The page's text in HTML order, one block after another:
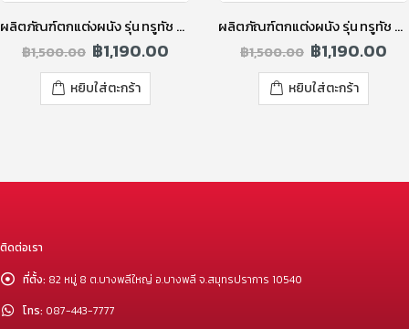
ผลิตภัณฑ์ตกแต่งผนัง รุ่น ทรูทัช ทูโทน สีเบจบราวน์
฿1,500.00 ฿1,190.00
หยิบใส่ตะกร้า
ผลิตภัณฑ์ตกแต่งผนัง รุ่น ทรูทัช ทูโทน สีชิฟฟ่อนไวท์
฿1,500.00 ฿1,190.00
หยิบใส่ตะกร้า
ติดต่อเรา
ที่ตั้ง: 82 หมู่ 8 ต.บางพลีใหญ่ อ.บางพลี จ.สมุทรปราการ 10540
โทร: 087-443-7777